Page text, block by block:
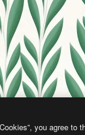
ラストセンター
フィリエイト
法人向け
you agree to